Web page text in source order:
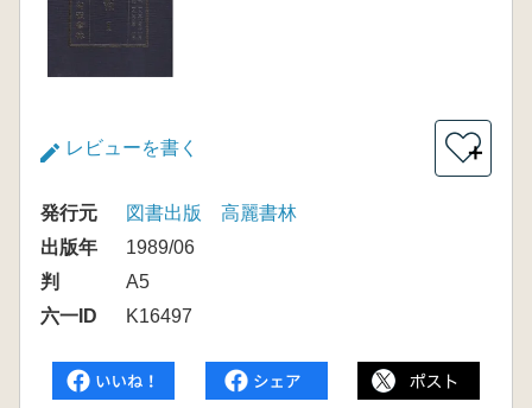
レビューを書く ＋
発行元
図書出版 高麗書林
出版年
1989/06
判
A5
六一ID
K16497